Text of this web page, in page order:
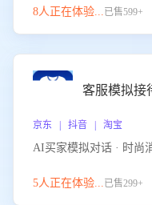
8人正在体验...已售599+
客服模拟接
京东 | 抖音 | 淘宝
AI买家模拟对话 · 时尚
5人正在体验...已售299+